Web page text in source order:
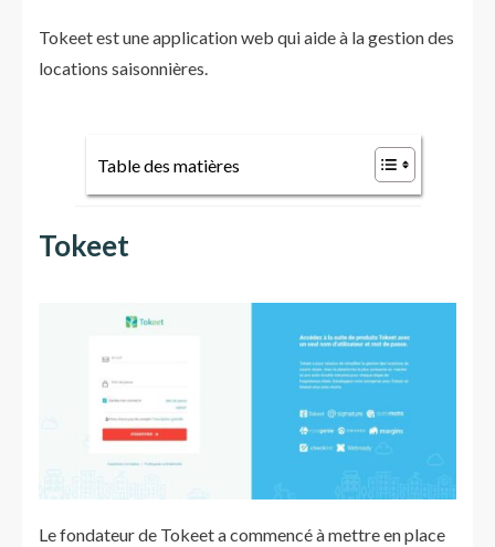
Tokeet est une application web qui aide à la gestion des
locations saisonnières.
Table des matières
Tokeet
Le fondateur de Tokeet a commencé à mettre en place